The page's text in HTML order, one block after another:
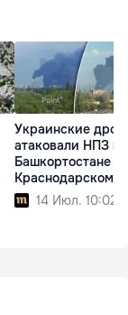
Украинские
атаковали НПЗ в
Башкортостане и
Краснодарском
14 Июл. 10:02